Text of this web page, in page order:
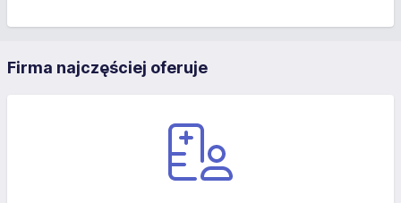
Firma najczęściej oferuje